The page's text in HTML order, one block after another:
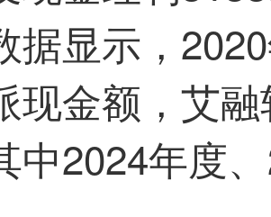
据显示，
现金额， 艾
中2024年度